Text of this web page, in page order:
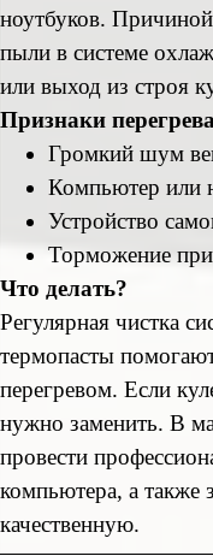
ноутбуков.
пыли в системе
или выход из строя
Признаки
Громкий шум
Компьютер или
Устройство
Торможение при
Что делать?
Регулярная чистка
термопасты
перегревом. Если
нужно заменить. В
провести
компьютера, а также
качественную.